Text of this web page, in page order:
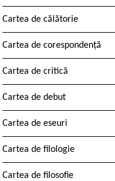
Cartea de călătorie
Cartea de corespondență
Cartea de critică
Cartea de debut
Cartea de eseuri
Cartea de filologie
Cartea de filosofie